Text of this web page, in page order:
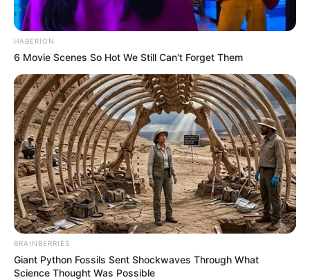
HABERION
6 Movie Scenes So Hot We Still Can't Forget Them
BRAINBERRIES
Giant Python Fossils Sent Shockwaves Through What
Science Thought Was Possible